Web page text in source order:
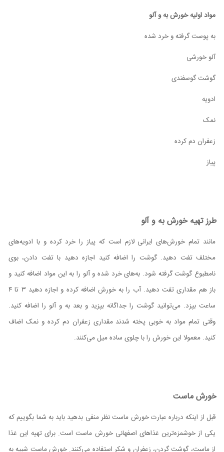
مواد اولیه خورش به و آلو
به پوست گرفته و خرد شده
آلو خورشی
گوشت گوسفندی
ادویه‌
نمک
زعفران دم کرده
پیاز
طرز تهیه خورش به و آلو
مانند تمام خورش‌های ایرانی لازم است که پیاز را خرد کرده و با ادویه‌های
مختلف تفت دهید. گوشت را اضافه کنید اجازه دهید با تفت دادن، بوی
نامطبوع گوشت گرفته شود. به‌های خرد شده و آلو را به این مواد اضافه کنید و
باز هم مقداری تفت دهید. آب را به خورش اضافه کرده و اجازه دهید ۳ تا ۴
ساعت بپزد. می‌توانید گوشت را جداگانه بپزید و بعد به و آلو را اضافه کنید.
وقتی تمام مواد به خوبی پخته شدند مقداری زعفران دم کرده و نمک اضاف
کنید. معمولا این خورش را با چلوی ساده میل می‌کنند.
خورش ماست
قبل از اینکه درباره عبارت خورش ماست نظر منفی بدهید باید به شما بگوییم که
یکی از خوشمزه‌ترین غذاهای اصفهانی خورش ماست است. برای تهیه این غذا
از ماست، گوشت گردن، زعفران و شکر استفاده می‌کنند. خورش ماست شبیه به